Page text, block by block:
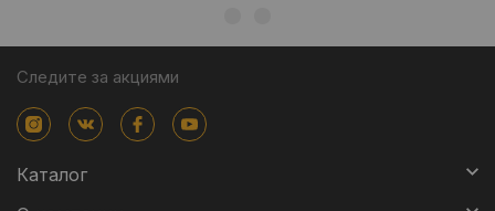
Следите за акциями
Каталог